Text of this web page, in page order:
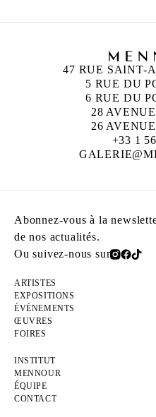
47 RUE SAINT-
5 RUE DU
6 RUE DU
28
26
+33 1
Abonnez-vous à la
de nos actualités.
Ou suivez-nous sur
ARTISTES
EXPOSITIONS
ÉVÉNEMENTS
ŒUVRES
FOIRES
INSTITUT
MENNOUR
ÉQUIPE
CONTACT